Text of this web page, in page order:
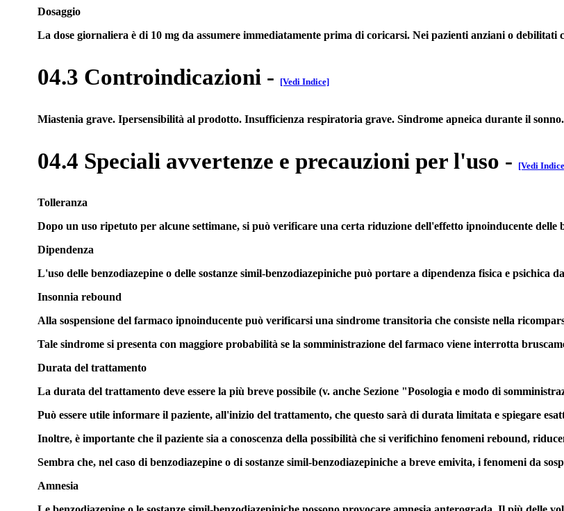
Dosaggio
La dose giornaliera è di 10 mg da assumere immediatamente prima di coricarsi. Nei pazienti anziani o
04.3 Controindicazioni - [Vedi Indice]
Miastenia grave. Ipersensibilità al prodotto. Insufficienza respiratoria grave. Sindrome apneica durante il
04.4 Speciali avvertenze e precauzioni per l'uso - [Vedi
Tolleranza
Dopo un uso ripetuto per alcune settimane, si può verificare una certa riduzione dell'effetto ipnoinducente delle
Dipendenza
L'uso delle benzodiazepine o delle sostanze simil-benzodiazepiniche può portare a dipendenza fisica e
Insonnia rebound
Alla sospensione del farmaco ipnoinducente può verificarsi una sindrome transitoria che consiste nella
Tale sindrome si presenta con maggiore probabilità se la somministrazione del farmaco viene interrotta
Durata del trattamento
La durata del trattamento deve essere la più breve possibile (v. anche Sezione "Posologia e modo di
Può essere utile informare il paziente, all'inizio del trattamento, che questo sarà di durata limitata e spiegare
Inoltre, è importante che il paziente sia a conoscenza della possibilità che si verifichino fenomeni rebound,
Sembra che, nel caso di benzodiazepine o di sostanze simil-benzodiazepiniche a breve emivita, i fenomeni da
Amnesia